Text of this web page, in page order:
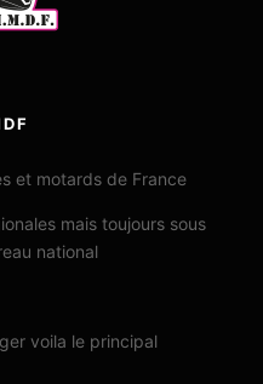
et motards de France
mais toujours sous
national
voila le principal